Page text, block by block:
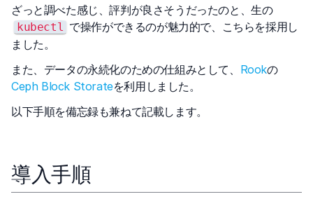
ざっと調べた感じ、評判が良さそうだったのと、生の
kubectl
で操作ができるのが魅力的で、こちらを採用し
ました。
また、データの永続化のための仕組みとして、 Rookの
Ceph Block Storateを利用しました。
以下手順を備忘録も兼ねて記載します。
導入手順